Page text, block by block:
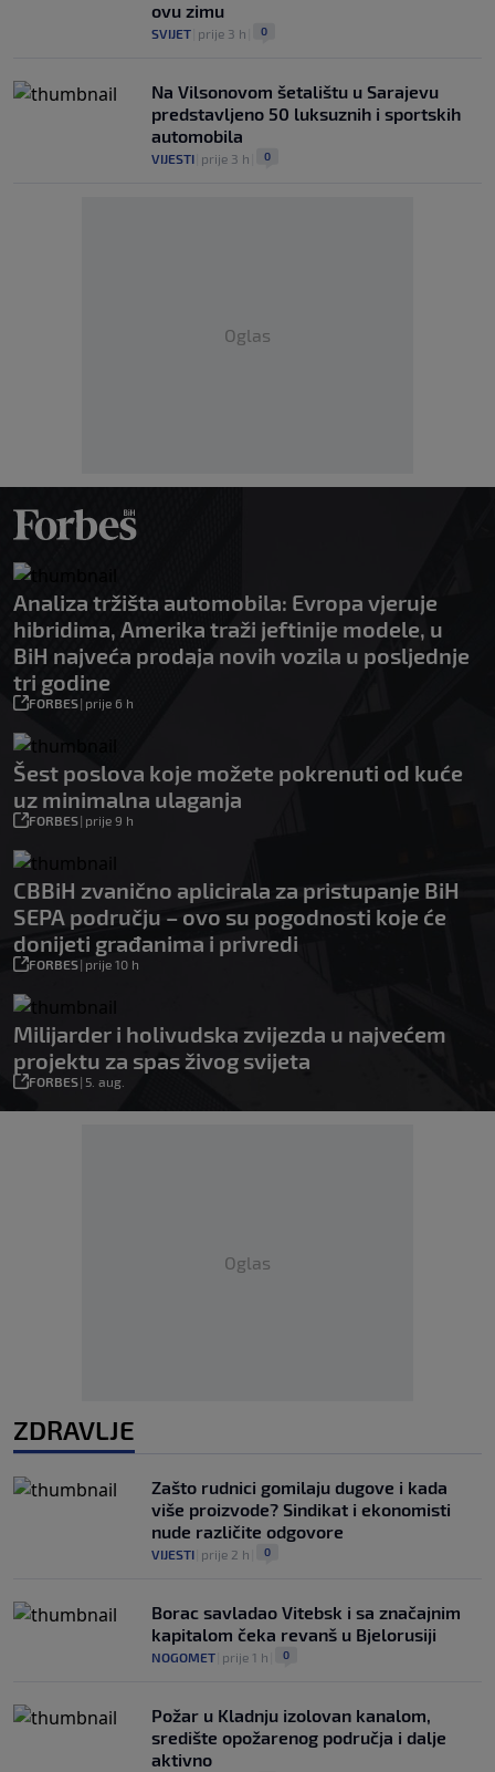
ovu zimu
SVIJET prije 3 h 0
Na Vilsonovom šetalištu u Sarajevu
predstavljeno 50 luksuznih i sportskih
automobila
VIJESTI prije 3 h 0
Oglas
Analiza tržišta automobila: Evropa vjeruje
hibridima, Amerika traži jeftinije modele, u
BiH najveća prodaja novih vozila u posljednje
tri godine
FORBES| prije 6 h
Šest poslova koje možete pokrenuti od kuće
uz minimalna ulaganja
FORBES| prije 9 h
CBBiH zvanično aplicirala za pristupanje BiH
SEPA području – ovo su pogodnosti koje će
donijeti građanima i privredi
FORBES| prije 10 h
Milijarder i holivudska zvijezda u najvećem
projektu za spas živog svijeta
FORBES| 5. aug.
Oglas
ZDRAVLJE
Zašto rudnici gomilaju dugove i kada
više proizvode? Sindikat i ekonomisti
nude različite odgovore
VIJESTI prije 2 h 0
Borac savladao Vitebsk i sa značajnim
kapitalom čeka revanš u Bjelorusiji
NOGOMET prije 1 h 0
Požar u Kladnju izolovan kanalom,
središte opožarenog područja i dalje
aktivno